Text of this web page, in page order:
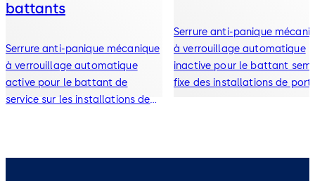
battants
Serrure anti-panique mécanique
à verrouillage automatique
active pour le battant de
service sur les installations de
Serrure anti-panique
à verrouillage automatique
inactive pour le battant
fixe des installations de